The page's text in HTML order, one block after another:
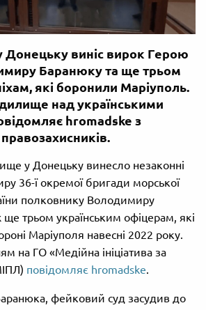
Донецьку виніс вирок Герою
Баранюку та ще трьом
які боронили Маріуполь.
над українськими
hromadske з
у Донецьку винесло незаконні
36-ї окремої бригади морської
полковнику Володимиру
трьом українським офіцерам, які
Маріуполя навесні 2022 року.
на ГО «Медійна ініціатива за
повідомляє hromadske.
фейковий суд засудив до